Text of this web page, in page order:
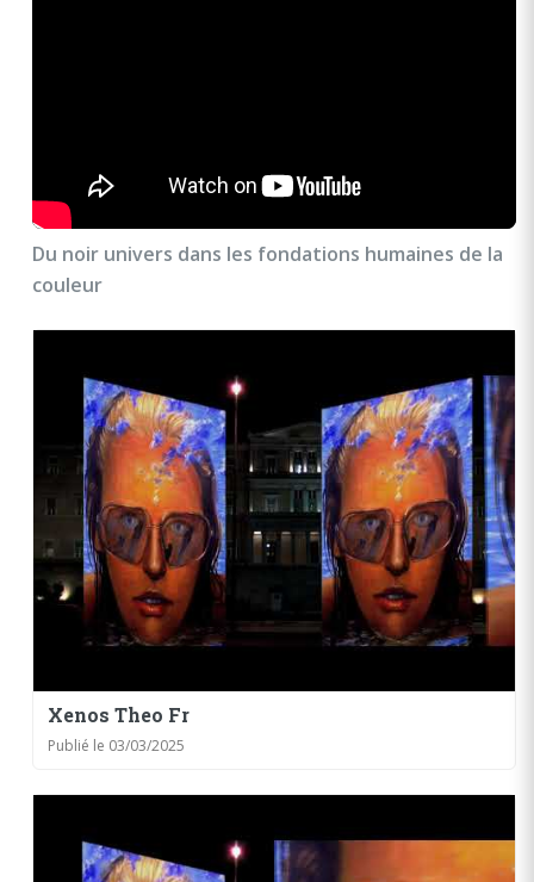
Du noir univers dans les fondations humaines de la
couleur
Xenos Theo Fr
Publié le 03/03/2025